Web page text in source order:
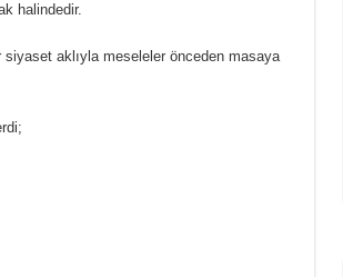
halindedir.
aklıyla meseleler önceden masaya